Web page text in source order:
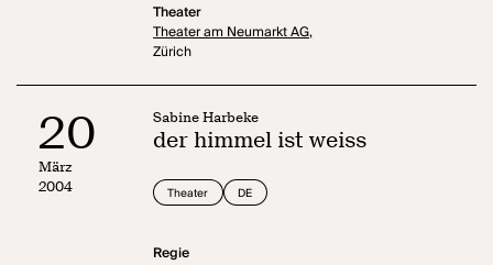
Theater
Theater am Neumarkt AG,
Zürich
20
März
2004
Sabine Harbeke
der himmel ist weiss
Theater DE
Regie